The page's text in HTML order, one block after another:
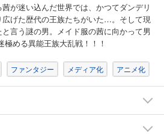
が迷い込んだ世界では、かつてダンデリ
げた歴代の王族たちがいた…。そして現
言う謎の男。メイド服の茜に向かって男
める異能王族大乱戦！！！
ファンタジー メディア化 アニメ化